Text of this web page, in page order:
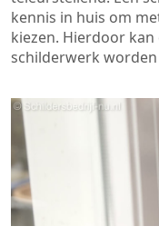
kennis in huis om
kiezen. Hierdoor
schilderwerk worden